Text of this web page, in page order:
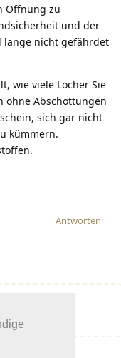
Öffnung zu
und der
lange nicht gefährdet
wie viele Löcher Sie
ohne Abschottungen
sich gar nicht
kümmern.
Antworten